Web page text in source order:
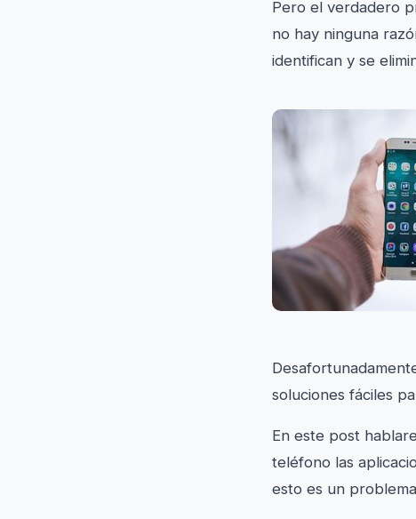
Pero el verdadero
no hay ninguna
identifican y se
soluciones fáciles
En este post
teléfono las
esto es un